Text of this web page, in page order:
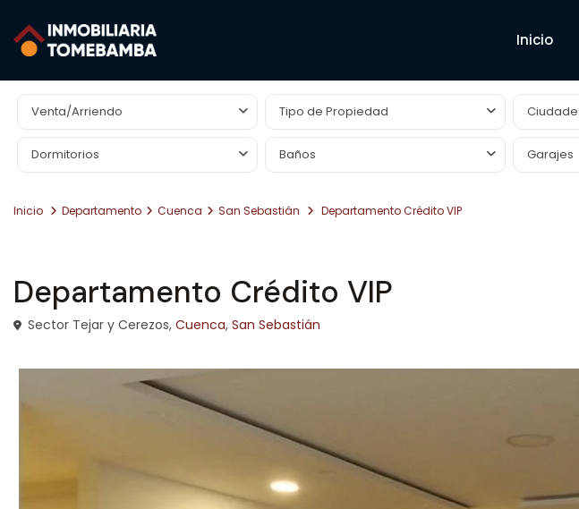
Inicio
Venta/Arriendo Tipo de Propiedad
Dormitorios Baños
Inicio Departamento Cuenca San Sebastián Departamento Crédito VIP
Departamento Crédito VIP
Sector Tejar y Cerezos, Cuenca, San Sebastián